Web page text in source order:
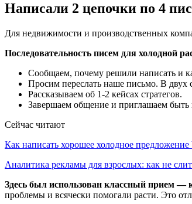
Написали 2 цепочки по 4
Для недвижимости и производственных
Последовательность писем для холодной
Сообщаем, почему решили написать и
Просим переслать наше письмо. В двух
Рассказываем об 1-2 кейсах стратегов.
Завершаем общение и приглашаем быть
Сейчас читают
Как написать хорошее холодное предложение
Аналитика рекламы для взрослых: как не
Здесь был использован классный прием —
проблемы и всячески помогали расти. Это